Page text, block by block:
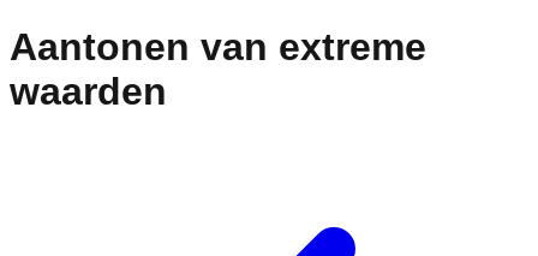
Aantonen van extreme
waarden